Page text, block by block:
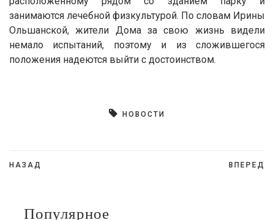
занимаются лечебной физкультурой. По словам Ирины
Ольшанской, жители Дома за свою жизнь видели
немало испытаний, поэтому и из сложившегося
положения надеются выйти с достоинством.
НОВОСТИ
Навигация
записям
НАЗАД ВПЕРЕД
Популярное